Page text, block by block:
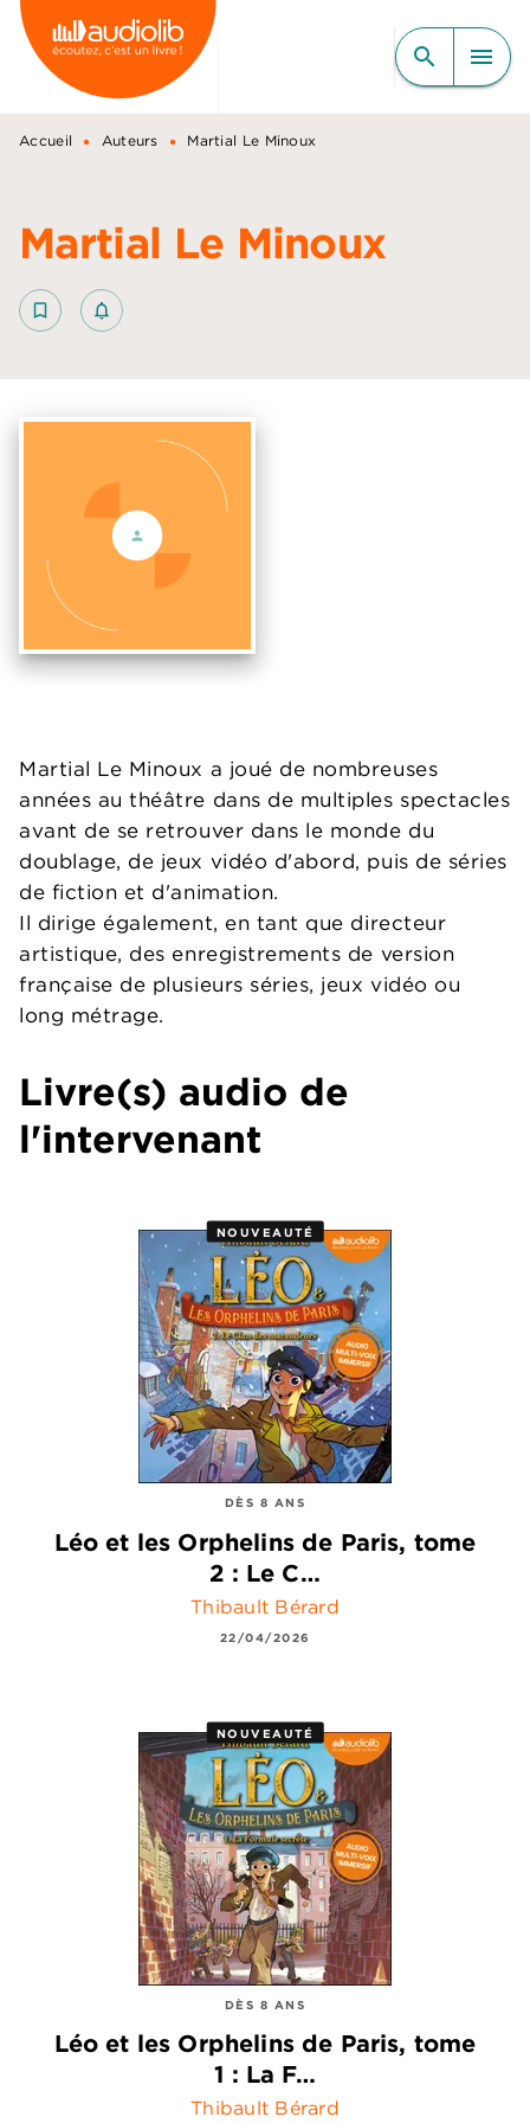
MENU RECHERCHE
CONTENU
PIED DE PAGE
search menu
Accueil • Auteurs • Martial Le Minoux
Martial Le Minoux
bookmark_border notifications_none_outlined
Martial Le Minoux a joué de nombreuses
années au théâtre dans de multiples spectacles
avant de se retrouver dans le monde du
doublage, de jeux vidéo d'abord, puis de séries
de fiction et d'animation.
Il dirige également, en tant que directeur
artistique, des enregistrements de version
française de plusieurs séries, jeux vidéo ou
long métrage.
Livre(s) audio de
l'intervenant
NOUVEAUTÉ
DÈS 8 ANS
Léo et les Orphelins de Paris, tome
2 : Le C…
Thibault Bérard
22/04/2026
NOUVEAUTÉ
DÈS 8 ANS
Léo et les Orphelins de Paris, tome
1 : La F…
Thibault Bérard